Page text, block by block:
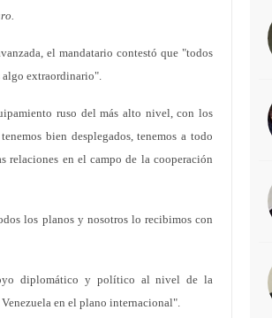
el mandatario contestó que "todos
algo extraordinario".
ruso del más alto nivel, con los
bien desplegados, tenemos a todo
relaciones en el campo de la cooperación
los planos y nosotros lo recibimos con
diplomático y político al nivel de la
en el plano internacional".